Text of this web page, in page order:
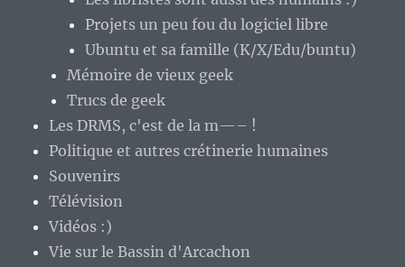
Projets un peu fou du logiciel libre
Ubuntu et sa famille (K/X/Edu/buntu)
Mémoire de vieux geek
Trucs de geek
Les DRMS, c'est de la m—– !
Politique et autres crétinerie humaines
Souvenirs
Télévision
Vidéos :)
Vie sur le Bassin d'Arcachon